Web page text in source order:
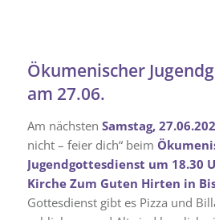
Ökumenischer
am 27.06.
Am nächsten Samstag,
nicht – feier dich“ beim
Jugendgottesdienst um 18.30
Kirche Zum Guten Hirten in
Gottesdienst gibt es Pizza und